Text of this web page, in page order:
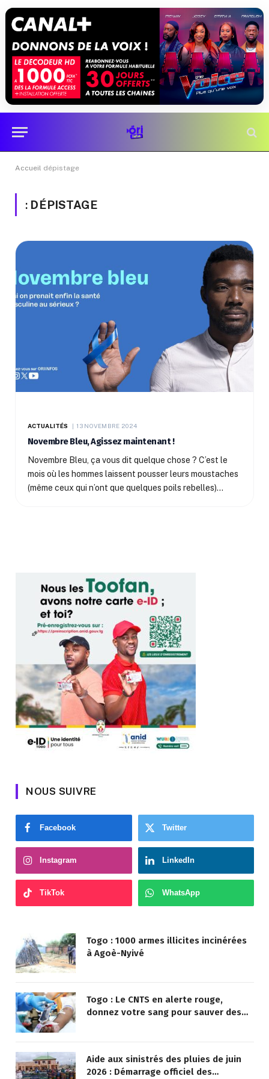
Accueil dépistage
: DÉPISTAGE
ACTUALITÉS 13 NOVEMBRE 2024
Novembre Bleu, Agissez maintenant !
Novembre Bleu, ça vous dit quelque chose ? C’est le
mois où les hommes laissent pousser leurs moustaches
(même ceux qui n’ont que quelques poils rebelles)…
NOUS SUIVRE
Facebook Twitter
Instagram LinkedIn
TikTok WhatsApp
Togo : 1000 armes illicites incinérées
à Agoè-Nyivé
Togo : Le CNTS en alerte rouge,
donnez votre sang pour sauver des
Aide aux sinistrés des pluies de juin
2026 : Démarrage officiel des